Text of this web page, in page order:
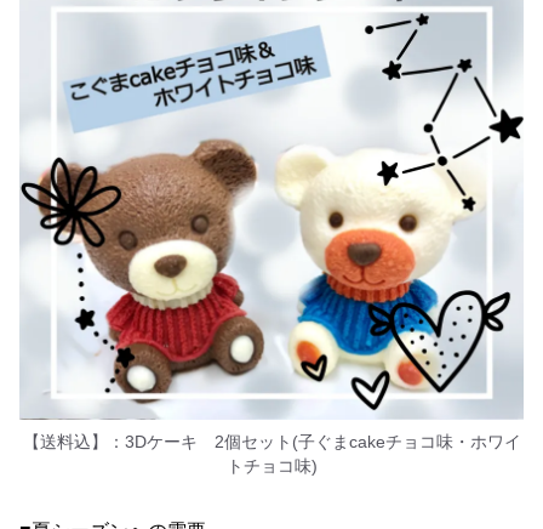
【送料込】：3Dケーキ 2個セット(子ぐまcakeチョコ味・ホワイ
トチョコ味)